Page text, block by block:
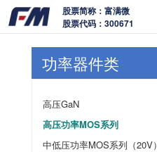
股票简称：富满微
股票代码：300671
功率器件类
高压GaN
高压功率MOS系列
中低压功率MOS系列（20V）